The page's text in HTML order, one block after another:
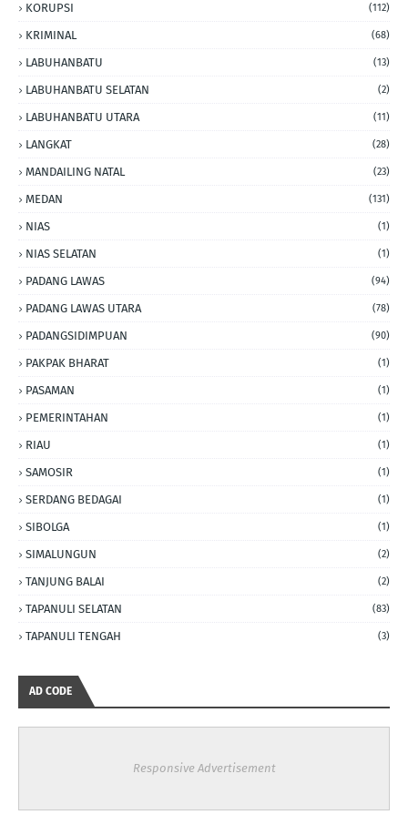
KORUPSI (112)
KRIMINAL (68)
LABUHANBATU (13)
LABUHANBATU SELATAN (2)
LABUHANBATU UTARA (11)
LANGKAT (28)
MANDAILING NATAL (23)
MEDAN (131)
NIAS (1)
NIAS SELATAN (1)
PADANG LAWAS (94)
PADANG LAWAS UTARA (78)
PADANGSIDIMPUAN (90)
PAKPAK BHARAT (1)
PASAMAN (1)
PEMERINTAHAN (1)
RIAU (1)
SAMOSIR (1)
SERDANG BEDAGAI (1)
SIBOLGA (1)
SIMALUNGUN (2)
TANJUNG BALAI (2)
TAPANULI SELATAN (83)
TAPANULI TENGAH (3)
AD CODE
Responsive Advertisement